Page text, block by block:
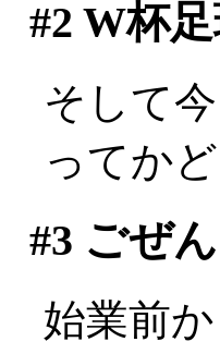
#2 W杯
そして
ってか
#3 ごぜ
始業前